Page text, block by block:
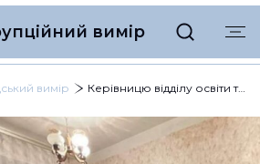
вимір
вимір Керівницю відділу освіти та бухгалтера Кропивницької міськради підозрюють у зловживанні